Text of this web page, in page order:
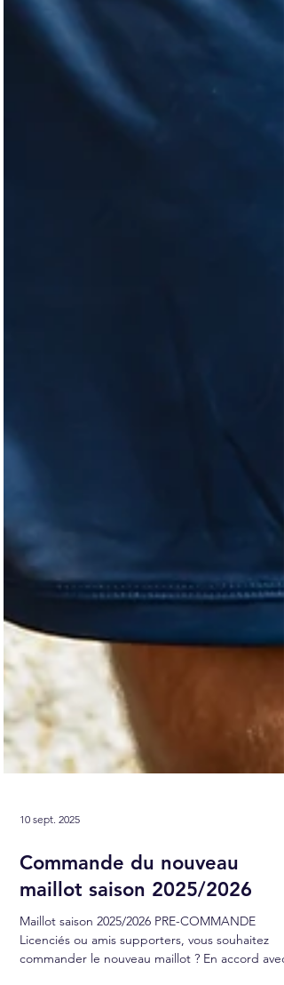
Commande du nouveau
maillot saison 2025/2026
Maillot saison 2025/2026 PRE-COMMANDE
Licenciés ou amis supporters, vous souhaitez